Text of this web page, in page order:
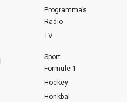
Programma’s
Radio
TV
Sport
Formule 1
Hockey
Honkbal